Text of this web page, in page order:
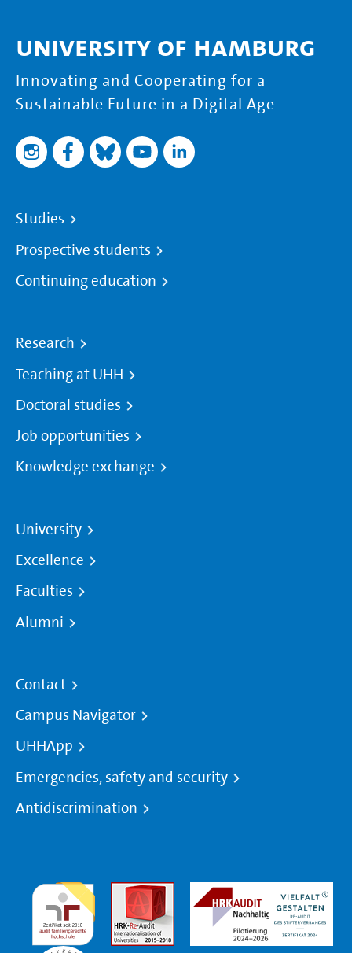
University of Hamburg
Innovating and Cooperating for a
Sustainable Future in a Digital Age
Studies
Prospective students
Continuing education
Research
Teaching at UHH
Doctoral studies
Job opportunities
Knowledge exchange
University
Excellence
Faculties
Alumni
Contact
Campus Navigator
UHHApp
Emergencies, safety and security
Antidiscrimination